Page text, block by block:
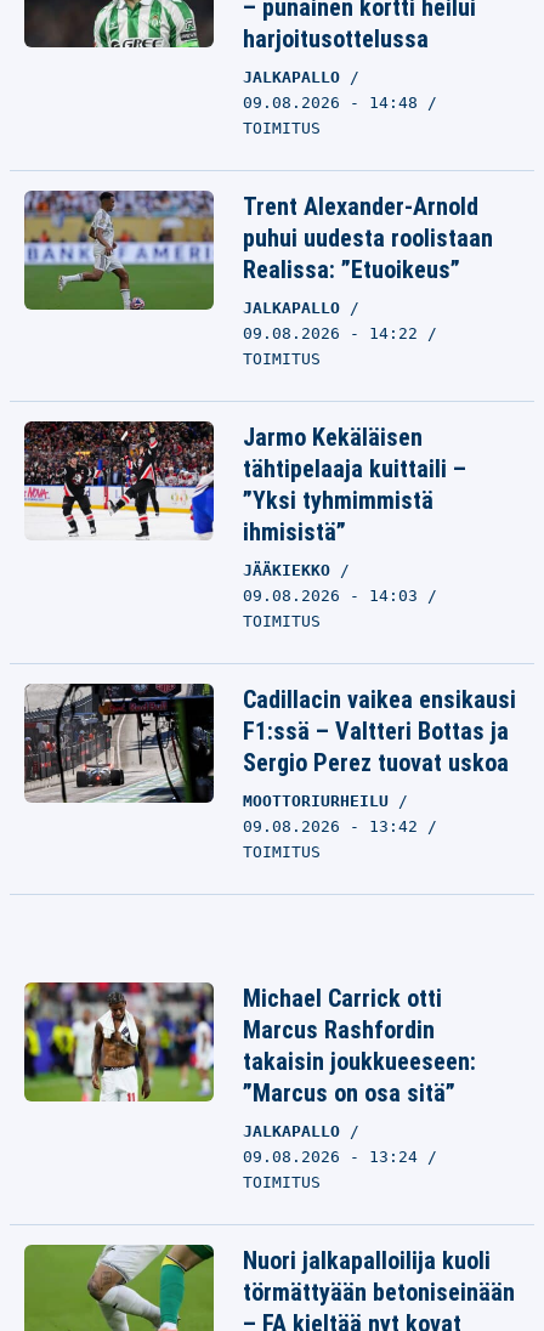
– punainen kortti heilui
harjoitusottelussa
JALKAPALLO
09.08.2026 - 14:48
TOIMITUS
Trent Alexander-Arnold
puhui uudesta roolistaan
Realissa: ”Etuoikeus”
JALKAPALLO
09.08.2026 - 14:22
TOIMITUS
Jarmo Kekäläisen
tähtipelaaja kuittaili –
”Yksi tyhmimmistä
ihmisistä”
JÄÄKIEKKO
09.08.2026 - 14:03
TOIMITUS
Cadillacin vaikea ensikausi
F1:ssä – Valtteri Bottas ja
Sergio Perez tuovat uskoa
MOOTTORIURHEILU
09.08.2026 - 13:42
TOIMITUS
Michael Carrick otti
Marcus Rashfordin
takaisin joukkueeseen:
”Marcus on osa sitä”
JALKAPALLO
09.08.2026 - 13:24
TOIMITUS
Nuori jalkapalloilija kuoli
törmättyään betoniseinään
– FA kieltää nyt kovat